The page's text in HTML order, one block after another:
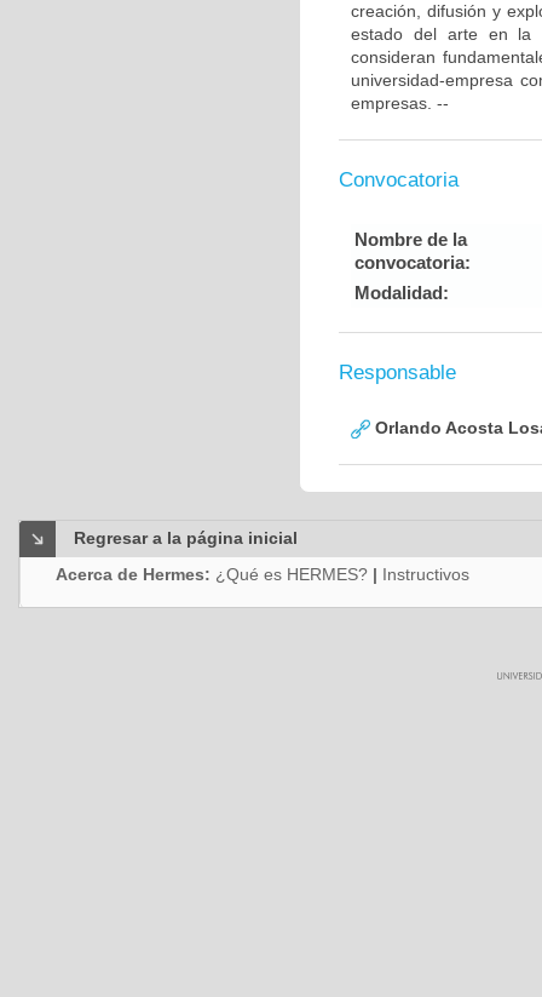
creación, difusión y
estado del arte en la
consideran
universidad-empresa
empresas. --
Convocatoria
Nombre de la
convocatoria:
Modalidad:
Responsable
Orlando Acosta
Regresar a la página inicial
Acerca de Hermes: ¿Qué es HERMES? | Instructivos